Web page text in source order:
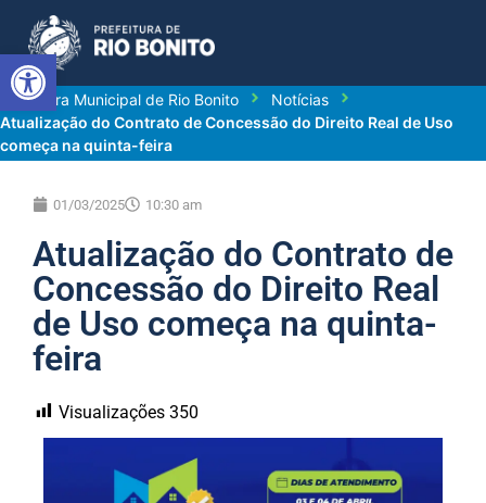
Abrir a barra de ferramentas
Prefeitura Municipal de Rio Bonito
Notícias
Atualização do Contrato de Concessão do Direito Real de Uso
começa na quinta-feira
01/03/2025 10:30 am
Atualização do Contrato de
Concessão do Direito Real
de Uso começa na quinta-
feira
Visualizações 350